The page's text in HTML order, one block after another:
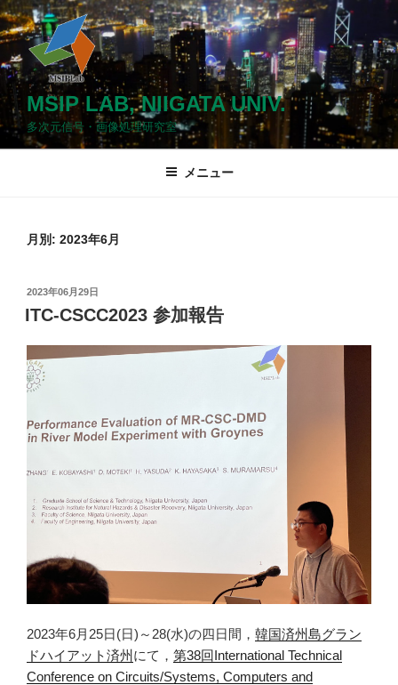
コ
ン
テ
ン
ツ
へ
MSIP LAB, NIIGATA UNIV.
多次元信号・画像処理研究室
メニュー
月別: 2023年6月
投
稿
日:
2023年06月29日
ITC-CSCC2023 参加報告
2023年6月25日(日)～28(水)の四日間， 韓国済州島グラン
ドハイアット済州 にて， 第38回International Technical
Conference on Circuits/Systems, Computers and